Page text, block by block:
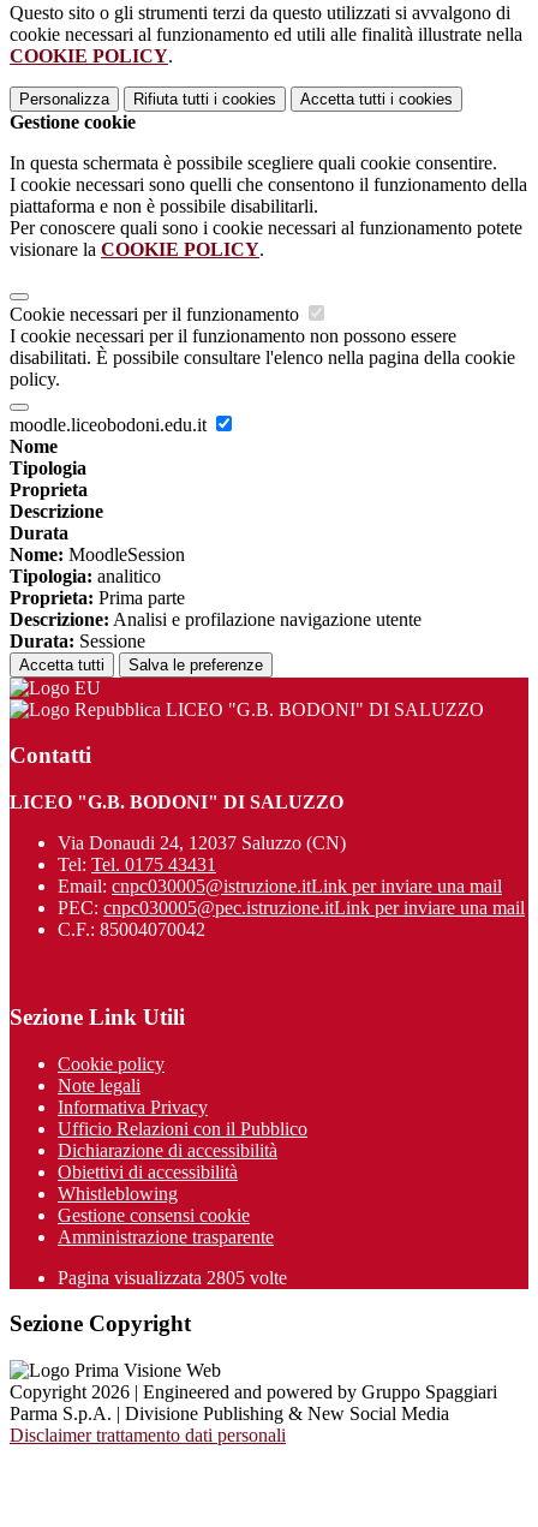
Questo sito o gli strumenti terzi da questo utilizzati si avvalgono di
cookie necessari al funzionamento ed utili alle finalità illustrate nella
COOKIE POLICY.
Personalizza Rifiuta tutti i cookies Accetta tutti i cookies
Gestione cookie
In questa schermata è possibile scegliere quali cookie consentire.
I cookie necessari sono quelli che consentono il funzionamento della
piattaforma e non è possibile disabilitarli.
Per conoscere quali sono i cookie necessari al funzionamento potete
visionare la COOKIE POLICY.
Cookie necessari per il funzionamento
I cookie necessari per il funzionamento non possono essere
disabilitati. È possibile consultare l'elenco nella pagina della cookie
policy.
moodle.liceobodoni.edu.it
Nome
Tipologia
Proprieta
Descrizione
Durata
Nome: MoodleSession
Tipologia: analitico
Proprieta: Prima parte
Descrizione: Analisi e profilazione navigazione utente
Durata: Sessione
Accetta tutti Salva le preferenze
LICEO "G.B. BODONI" DI SALUZZO
Contatti
LICEO "G.B. BODONI" DI SALUZZO
Via Donaudi 24, 12037 Saluzzo (CN)
Tel: Tel. 0175 43431
Email: cnpc030005@istruzione.itLink per inviare una mail
PEC: cnpc030005@pec.istruzione.itLink per inviare una mail
C.F.: 85004070042
Sezione Link Utili
Cookie policy
Note legali
Informativa Privacy
Ufficio Relazioni con il Pubblico
Dichiarazione di accessibilità
Obiettivi di accessibilità
Whistleblowing
Gestione consensi cookie
Amministrazione trasparente
Pagina visualizzata 2805 volte
Sezione Copyright
Copyright 2026 | Engineered and powered by Gruppo Spaggiari
Parma S.p.A. | Divisione Publishing & New Social Media
Disclaimer trattamento dati personali